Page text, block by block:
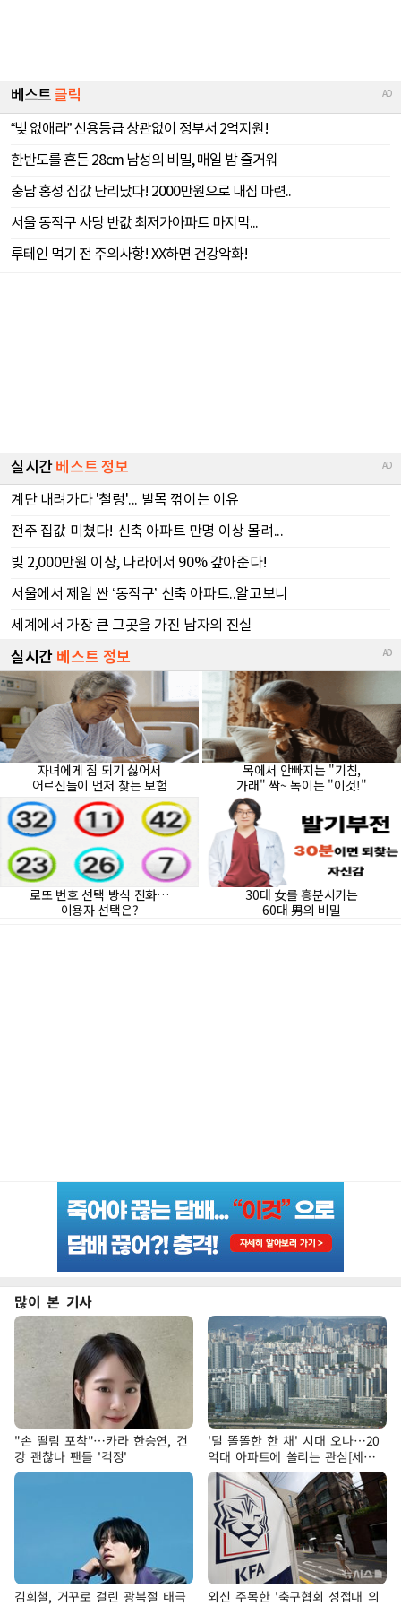
많이 본 기사
"손 떨림 포착"…카라 한승연, 건
강 괜찮나 팬들 '걱정'
'덜 똘똘한 한 채' 시대 오나…20
억대 아파트에 쏠리는 관심[세제
개편, 그 이후②]
김희철, 거꾸로 걸린 광복절 태극
외신 주목한 '축구협회 성접대 의